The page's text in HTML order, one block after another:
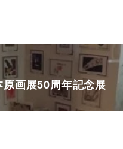
画展50周年記念展